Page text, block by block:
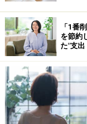
・ 毎月貯蓄に回して
生活のやりくりのポ
決め、まとめ買いと
を減らしています
メリハリをつけ、日
す。また、ポイント
活用し、固定費は定
「1番
を節約
た"支出